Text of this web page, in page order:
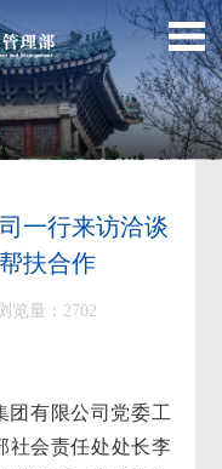
一行来访洽谈
扶合作
量： 2702
团有限公司党委工
社会责任处处长李